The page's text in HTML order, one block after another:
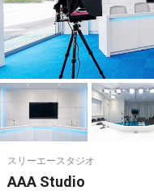
スリーエースタジオ
AAA Studio